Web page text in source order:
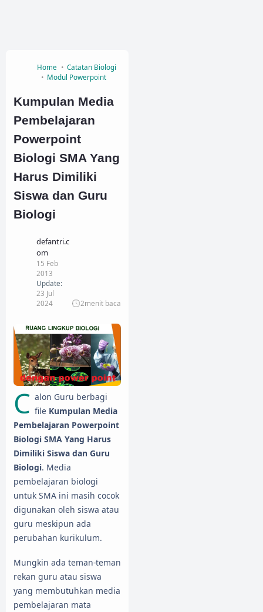
Home
Catatan Biologi
Modul Powerpoint
Kumpulan Media
Pembelajaran
Powerpoint
Biologi SMA Yang
Harus Dimiliki
Siswa dan Guru
Biologi
defantri.c
om
15 Feb
2013
Update:
23 Jul
2024
2menit baca
C alon Guru berbagi
file Kumpulan Media
Pembelajaran Powerpoint
Biologi SMA Yang Harus
Dimiliki Siswa dan Guru
Biologi. Media
pembelajaran biologi
untuk SMA ini masih cocok
digunakan oleh siswa atau
guru meskipun ada
perubahan kurikulum.
Mungkin ada teman-teman
rekan guru atau siswa
yang membutuhkan media
pembelajaran mata